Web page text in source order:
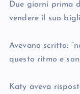
Due giorni prima
vendere il suo
Avevano scritto:
questo ritmo e
Katy aveva